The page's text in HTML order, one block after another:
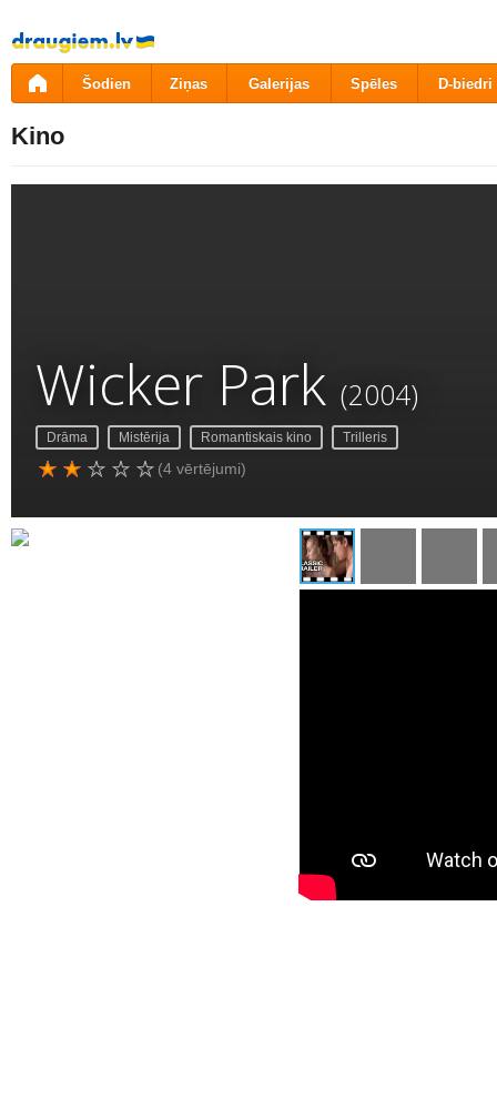
Pāriet
uz
saturu
Šodien Ziņas Galerijas Spēles D-biedri
Kino
Wicker Park (2004)
Drāma Mistērija Romantiskais kino Trilleris
(4 vērtējumi)